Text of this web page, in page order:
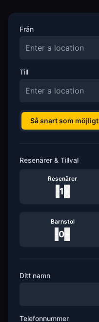
Från
Till
Så snart som möjligt
Resenärer & Tillval
Resenärer
1
Barnstol
0
Ditt namn
Telefonnummer